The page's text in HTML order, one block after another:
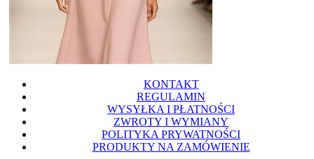
KONTAKT
REGULAMIN
WYSYŁKA I PŁATNOŚCI
ZWROTY I WYMIANY
POLITYKA PRYWATNOŚCI
PRODUKTY NA ZAMÓWIENIE